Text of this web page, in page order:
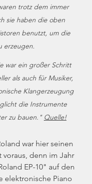
trotz dem immer
sie haben die oben
benutzt, um die
erzeugen.
war ein großer Schritt
als auch für Musiker,
Klangerzeugung
die Instrumente
zu bauen." Quelle!
war hier seinen
denn im Jahr
EP-10" auf den
elektronische Piano